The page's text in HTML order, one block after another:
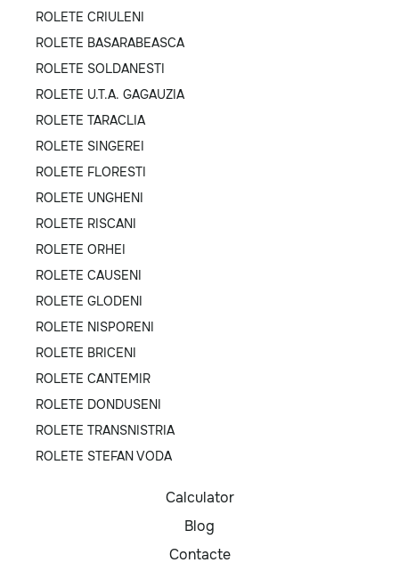
ROLETE CRIULENI
ROLETE BASARABEASCA
ROLETE SOLDANESTI
ROLETE U.T.A. GAGAUZIA
ROLETE TARACLIA
ROLETE SINGEREI
ROLETE FLORESTI
ROLETE UNGHENI
ROLETE RISCANI
ROLETE ORHEI
ROLETE CAUSENI
ROLETE GLODENI
ROLETE NISPORENI
ROLETE BRICENI
ROLETE CANTEMIR
ROLETE DONDUSENI
ROLETE TRANSNISTRIA
ROLETE STEFAN VODA
Calculator
Blog
Contacte